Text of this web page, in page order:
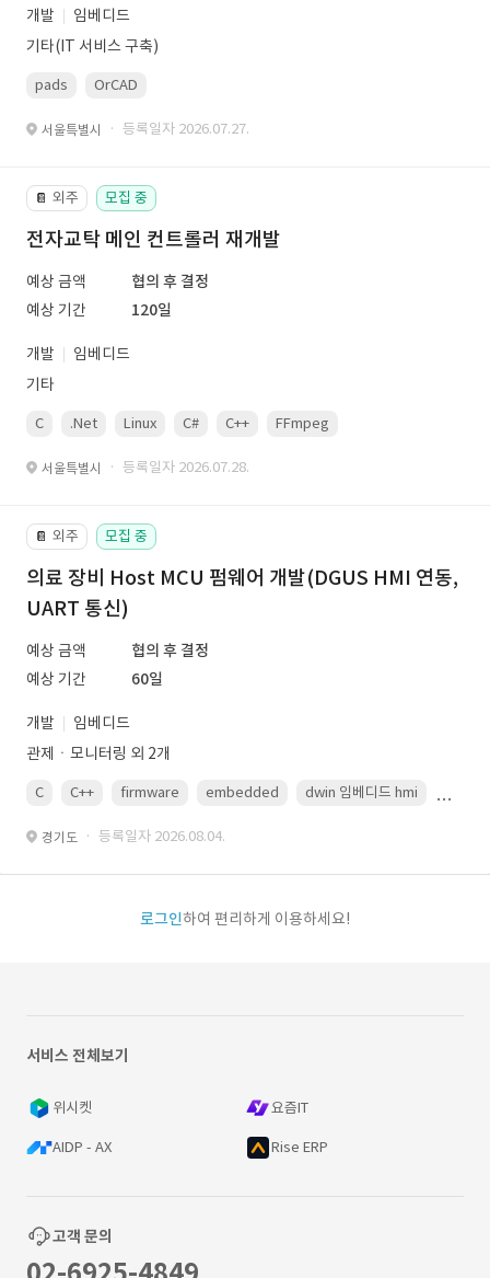
개발
임베디드
기타(IT 서비스 구축)
pads OrCAD
서울특별시 · 등록일자 2026.07.27.
📔 외주 모집 중
전자교탁 메인 컨트롤러 재개발
예상 금액
협의 후 결정
예상 기간
120일
개발
임베디드
기타
C .Net Linux C# C++ FFmpeg
서울특별시 · 등록일자 2026.07.28.
📔 외주 모집 중
의료 장비 Host MCU 펌웨어 개발(DGUS HMI 연동,
UART 통신)
예상 금액
협의 후 결정
예상 기간
60일
개발
임베디드
관제ㆍ모니터링 외 2개
C C++ firmware embedded dwin 임베디드 hmi
경기도 · 등록일자 2026.08.04.
로그인하여 편리하게 이용하세요!
서비스 전체보기
위시켓 요즘IT
AIDP - AX Rise ERP
고객 문의